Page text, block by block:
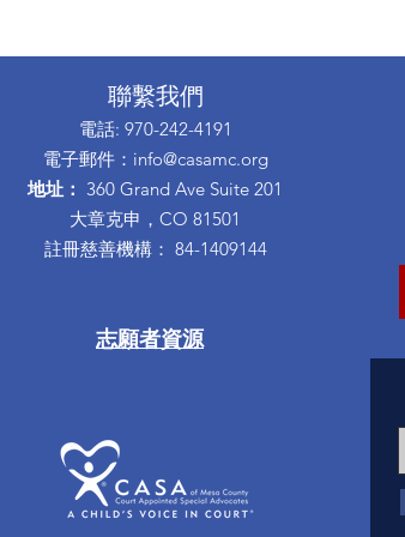
聯繫我們
電話: 970-242-4191
電子郵件： info@casamc.org
地址： 360 Grand Ave Suite 201
大章克申，CO 81501
註冊慈善機構： 84-1409144
志願者資源